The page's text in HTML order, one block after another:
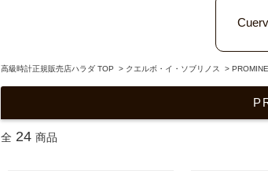
高級時計正規販売店ハラダ TOP > クエルボ・イ・ソブリノス >
全 24 商品